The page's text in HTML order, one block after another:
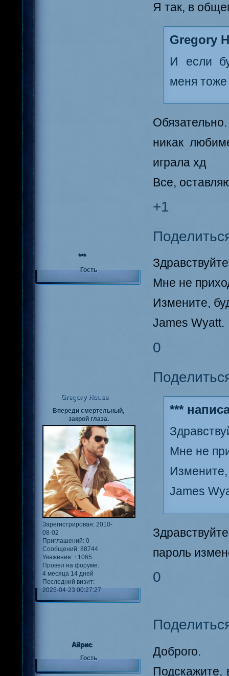
Я так, в
Gregory
И если
меня
никак
играла хд
Все,
+1
***
Гость
Мне не
Измените,
James Wyatt.
0
Gregory House
Впереди смертельный,
закрой глаза.
Зарегистрирован: 2010-
08-02
Приглашений: 0
Сообщений: 88744
Уважение: +1065
Провел на форуме:
4 месяца 14 дней
Последний визит:
2025-04-23 00:27:27
***
Мне не
James
пароль
0
Айрис
Гость
Доброго.